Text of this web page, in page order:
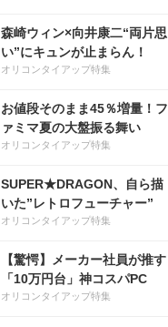
森崎ウィン×向井康二“両片思
い”にキュンが止まらん！
オリコンタイアップ特集
お値段そのまま45％増量！フ
ァミマ夏の大盤振る舞い
オリコンタイアップ特集
SUPER★DRAGON、自ら描
いた”レトロフューチャー”
オリコンタイアップ特集
【驚愕】メーカー社員が推す
「10万円台」神コスパPC
オリコンタイアップ特集